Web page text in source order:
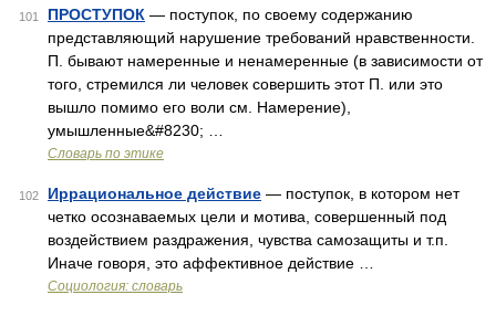
101 ПРОСТУПОК — поступок, по своему содержанию
представляющий нарушение требований нравственности.
П. бывают намеренные и ненамеренные (в зависимости от
того, стремился ли человек совершить этот П. или это
вышло помимо его воли см. Намерение),
умышленные&#8230; …
Словарь по этике
102 Иррациональное действие — поступок, в котором нет
четко осознаваемых цели и мотива, совершенный под
воздействием раздражения, чувства самозащиты и т.п.
Иначе говоря, это аффективное действие …
Социология: словарь